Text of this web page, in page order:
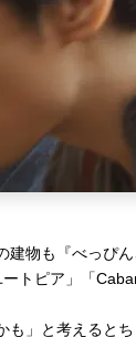
物も『べっぴ
トピア」「
」と考えるとち